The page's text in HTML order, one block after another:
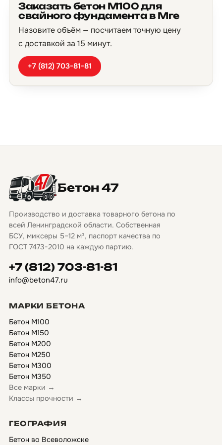
Заказать бетон М100 для
свайного фундамента в Мге
Назовите объём — посчитаем точную цену
с доставкой за 15 минут.
+7 (812) 703-81-81
Бетон 47
Производство и доставка товарного бетона по
всей Ленинградской области. Собственная
БСУ, миксеры 5–12 м³, паспорт качества по
ГОСТ 7473-2010 на каждую партию.
+7 (812) 703-81-81
info@beton47.ru
МАРКИ БЕТОНА
Бетон М100
Бетон М150
Бетон М200
Бетон М250
Бетон М300
Бетон М350
Все марки →
Классы прочности →
ГЕОГРАФИЯ
Бетон во Всеволожске